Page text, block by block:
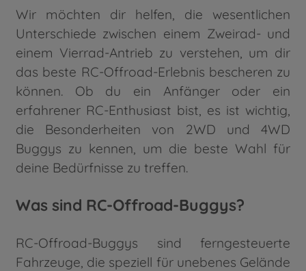
Wir möchten dir helfen, die wesentlichen
Unterschiede zwischen einem Zweirad- und
einem Vierrad-Antrieb zu verstehen, um dir
das beste RC-Offroad-Erlebnis bescheren zu
können. Ob du ein Anfänger oder ein
erfahrener RC-Enthusiast bist, es ist wichtig,
die Besonderheiten von 2WD und 4WD
Buggys zu kennen, um die beste Wahl für
deine Bedürfnisse zu treffen.
Was sind RC-Offroad-Buggys?
RC-Offroad-Buggys sind ferngesteuerte
Fahrzeuge, die speziell für unebenes Gelände